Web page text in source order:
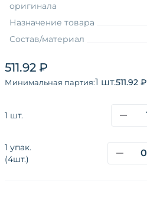
511.92 ₽
Минимальная партия:1 шт.511.92 ₽
1 шт.
1 упак.
(4шт.)
оригинала
Назначение товара
Состав/материал
Товарная группа
Возраст
Возраст